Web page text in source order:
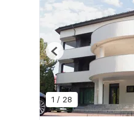
1 / 28
Previous